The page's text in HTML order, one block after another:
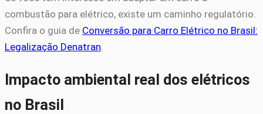
combustão para elétrico, existe um caminho regulatório.
Confira o guia de Conversão para Carro Elétrico no Brasil:
Legalização Denatran
Impacto ambiental real dos elétricos
no Brasil